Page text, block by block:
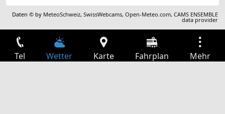
Daten © by MeteoSchweiz,SwissWebcams,Open-Meteo.com,CAMS ENSEMBLE
data provider
Tel Wetter Karte Fahrplan Mehr